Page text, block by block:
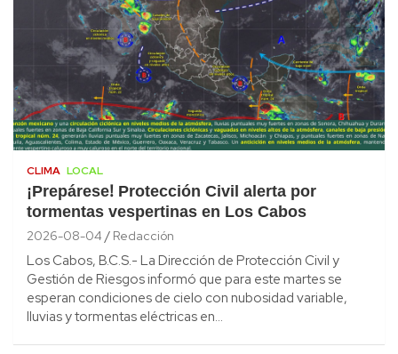
CLIMA LOCAL
¡Prepárese! Protección Civil alerta por
tormentas vespertinas en Los Cabos
2026-08-04 Redacción
Los Cabos, B.C.S.- La Dirección de Protección Civil y
Gestión de Riesgos informó que para este martes se
esperan condiciones de cielo con nubosidad variable,
lluvias y tormentas eléctricas en…